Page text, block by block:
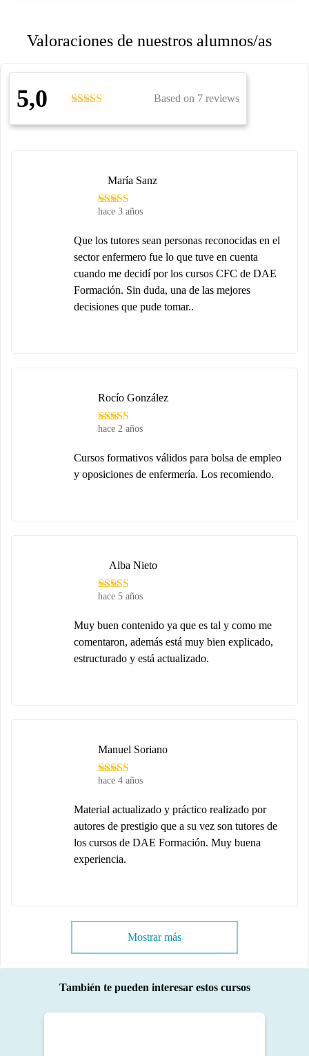
Valoraciones de nuestros alumnos/as
5,0 Based on 7 reviews
hace 3 años
María Sanz
Que los tutores sean personas reconocidas en el
sector enfermero fue lo que tuve en cuenta
cuando me decidí por los cursos CFC de DAE
Formación. Sin duda, una de las mejores
decisiones que pude tomar..
hace 2 años
Rocío González
Cursos formativos válidos para bolsa de empleo
y oposiciones de enfermería. Los recomiendo.
hace 5 años
Alba Nieto
Muy buen contenido ya que es tal y como me
comentaron, además está muy bien explicado,
estructurado y está actualizado.
hace 4 años
Manuel Soriano
Material actualizado y práctico realizado por
autores de prestigio que a su vez son tutores de
los cursos de DAE Formación. Muy buena
experiencia.
Mostrar más
También te pueden interesar estos cursos